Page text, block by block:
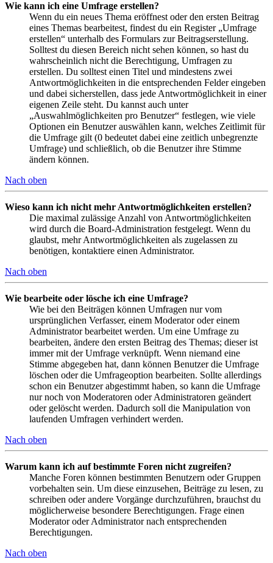
Wie kann ich eine Umfrage erstellen?
Wenn du ein neues Thema eröffnest oder den ersten Beitrag
eines Themas bearbeitest, findest du ein Register „Umfrage
erstellen“ unterhalb des Formulars zur Beitragserstellung.
Solltest du diesen Bereich nicht sehen können, so hast du
wahrscheinlich nicht die Berechtigung, Umfragen zu
erstellen. Du solltest einen Titel und mindestens zwei
Antwortmöglichkeiten in die entsprechenden Felder eingeben
und dabei sicherstellen, dass jede Antwortmöglichkeit in einer
eigenen Zeile steht. Du kannst auch unter
„Auswahlmöglichkeiten pro Benutzer“ festlegen, wie viele
Optionen ein Benutzer auswählen kann, welches Zeitlimit für
die Umfrage gilt (0 bedeutet dabei eine zeitlich unbegrenzte
Umfrage) und schließlich, ob die Benutzer ihre Stimme
ändern können.
Nach oben
Wieso kann ich nicht mehr Antwortmöglichkeiten erstellen?
Die maximal zulässige Anzahl von Antwortmöglichkeiten
wird durch die Board-Administration festgelegt. Wenn du
glaubst, mehr Antwortmöglichkeiten als zugelassen zu
benötigen, kontaktiere einen Administrator.
Nach oben
Wie bearbeite oder lösche ich eine Umfrage?
Wie bei den Beiträgen können Umfragen nur vom
ursprünglichen Verfasser, einem Moderator oder einem
Administrator bearbeitet werden. Um eine Umfrage zu
bearbeiten, ändere den ersten Beitrag des Themas; dieser ist
immer mit der Umfrage verknüpft. Wenn niemand eine
Stimme abgegeben hat, dann können Benutzer die Umfrage
löschen oder die Umfrageoption bearbeiten. Sollte allerdings
schon ein Benutzer abgestimmt haben, so kann die Umfrage
nur noch von Moderatoren oder Administratoren geändert
oder gelöscht werden. Dadurch soll die Manipulation von
laufenden Umfragen verhindert werden.
Nach oben
Warum kann ich auf bestimmte Foren nicht zugreifen?
Manche Foren können bestimmten Benutzern oder Gruppen
vorbehalten sein. Um diese einzusehen, Beiträge zu lesen, zu
schreiben oder andere Vorgänge durchzuführen, brauchst du
möglicherweise besondere Berechtigungen. Frage einen
Moderator oder Administrator nach entsprechenden
Berechtigungen.
Nach oben